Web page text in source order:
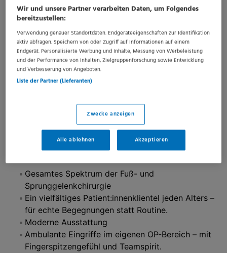
Plastischer Chirurgie, Geburtshilfe und Gynäkologie,
Anästhesie und Intensivmedizin, Gefäßmedizin,
Diabetologie und Geriatrie.
Alle Fachabteilungen beteiligen sich rund um die Uhr
an der Notfallversorgung.
kleinen Schritte – vor allem dann, wenn sie in die
Das erwartet Sie bei uns:
Gesamtes Spektrum der Fuß- und
Sprunggelenkchirurgie
Ein vielfältiges Patient:innenklientel jeden Alters –
für echte Begegnungen statt Routine.
Moderne Ausstattung
Ambulante Eingriffe im eigenen OP-Bereich – mit
Fingerspitzengefühl und Teamspirit.
Wir und unsere Partner verarbeiten Daten, um Folgendes
bereitzustellen:
Verwendung genauer Standortdaten. Endgeräteeigenschaften zur Identifikation
aktiv abfragen. Speichern von oder Zugriff auf Informationen auf einem
Endgerät. Personalisierte Werbung und Inhalte, Messung von Werbeleistung
und der Performance von Inhalten, Zielgruppenforschung sowie Entwicklung
und Verbesserung von Angeboten.
Liste der Partner (Lieferanten)
Zwecke anzeigen
Alle ablehnen Akzeptieren